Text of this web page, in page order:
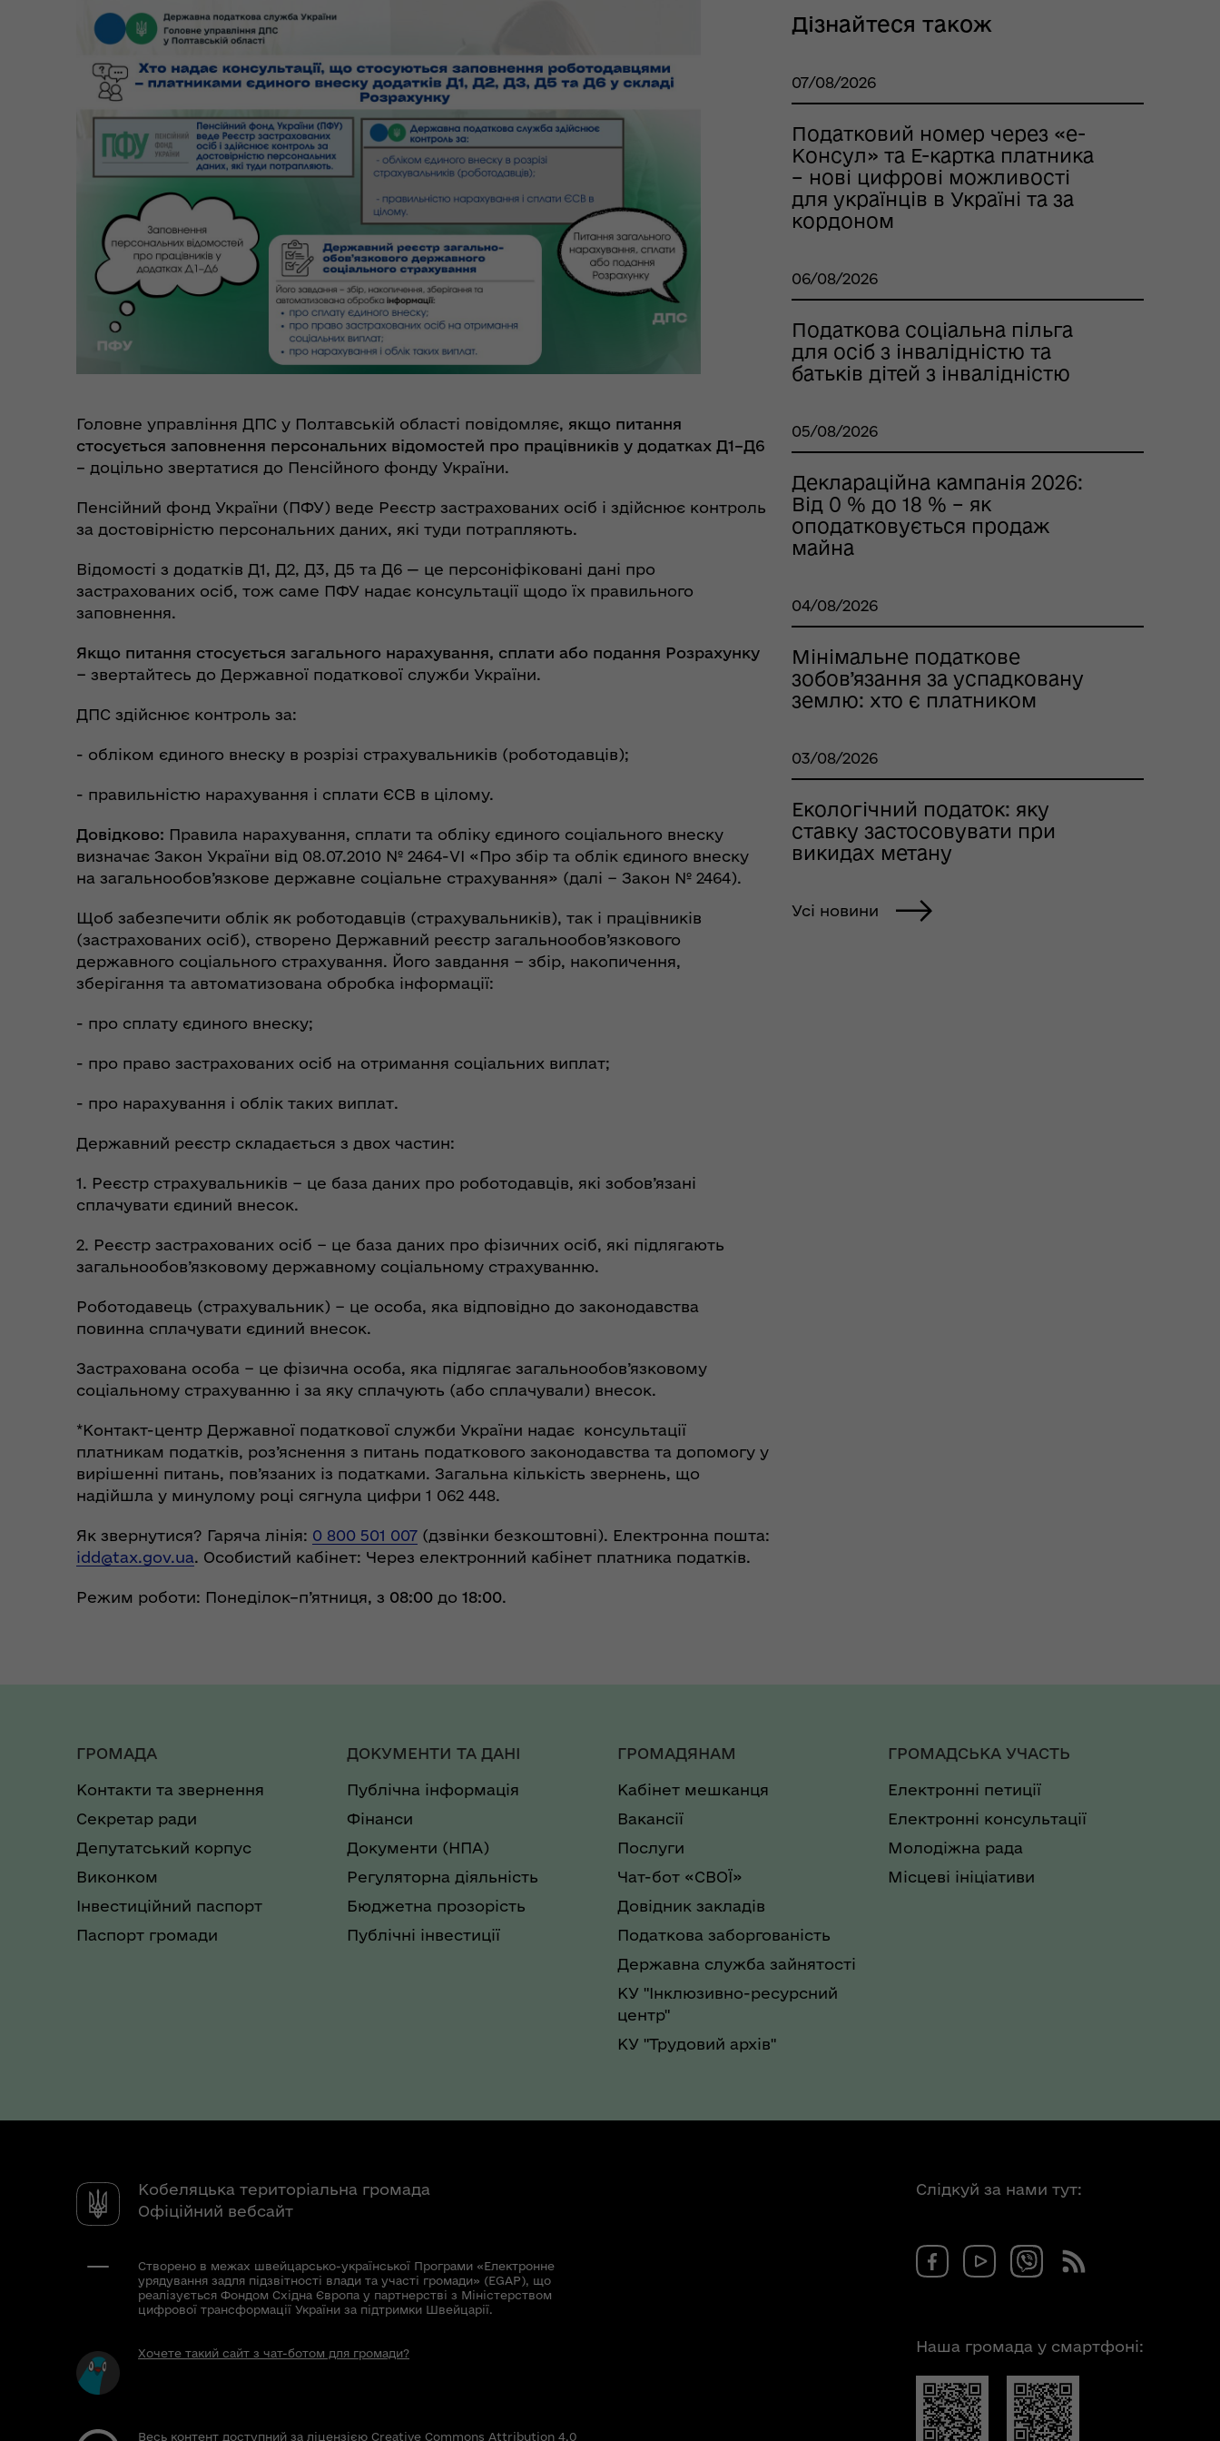
єВідновлення
Пункти незламності та
небезпечних подіях та
Центр життєстійкості
Кобеляцької громади
Безоплатна правнича
військовополоненими
Головне управління ДПС у Полтавській області повідомляє, якщо питання
стосується заповнення персональних відомостей про працівників у додатках Д1–Д6
– доцільно звертатися до Пенсійного фонду України.
Пенсійний фонд України (ПФУ) веде Реєстр застрахованих осіб і здійснює контроль
за достовірністю персональних даних, які туди потрапляють.
Відомості з додатків Д1, Д2, Д3, Д5 та Д6 — це персоніфіковані дані про
застрахованих осіб, тож саме ПФУ надає консультації щодо їх правильного
заповнення.
Якщо питання стосується загального нарахування, сплати або подання Розрахунку
− звертайтесь до Державної податкової служби України.
ДПС здійснює контроль за:
- обліком єдиного внеску в розрізі страхувальників (роботодавців);
- правильністю нарахування і сплати ЄСВ в цілому.
Довідково: Правила нарахування, сплати та обліку єдиного соціального внеску
визначає Закон України від 08.07.2010 № 2464-VI «Про збір та облік єдиного внеску
на загальнообов’язкове державне соціальне страхування» (далі − Закон № 2464).
Щоб забезпечити облік як роботодавців (страхувальників), так і працівників
(застрахованих осіб), створено Державний реєстр загальнообов’язкового
державного соціального страхування. Його завдання − збір, накопичення,
зберігання та автоматизована обробка інформації:
- про сплату єдиного внеску;
- про право застрахованих осіб на отримання соціальних виплат;
- про нарахування і облік таких виплат.
Державний реєстр складається з двох частин:
1. Реєстр страхувальників − це база даних про роботодавців, які зобов’язані
сплачувати єдиний внесок.
2. Реєстр застрахованих осіб − це база даних про фізичних осіб, які підлягають
загальнообов’язковому державному соціальному страхуванню.
Роботодавець (страхувальник) − це особа, яка відповідно до законодавства
повинна сплачувати єдиний внесок.
Застрахована особа − це фізична особа, яка підлягає загальнообов’язковому
соціальному страхуванню і за яку сплачують (або сплачували) внесок.
*Контакт-центр Державної податкової служби України надає консультації
платникам податків, роз’яснення з питань податкового законодавства та допомогу у
вирішенні питань, пов’язаних із податками. Загальна кількість звернень, що
надійшла у минулому році сягнула цифри 1 062 448.
Як звернутися? Гаряча лінія: 0 800 501 007 (дзвінки безкоштовні). Електронна пошта:
idd@tax.gov.ua. Особистий кабінет: Через електронний кабінет платника податків.
Режим роботи: Понеділок–п’ятниця, з 08:00 до 18:00.
Дізнайтеся також
07/08/2026
Податковий номер через «е-
Консул» та Е-картка платника
– нові цифрові можливості
для українців в Україні та за
кордоном
06/08/2026
Податкова соціальна пільга
для осіб з інвалідністю та
батьків дітей з інвалідністю
05/08/2026
Деклараційна кампанія 2026:
Від 0 % до 18 % – як
оподатковується продаж
майна
04/08/2026
Мінімальне податкове
зобов’язання за успадковану
землю: хто є платником
03/08/2026
Екологічний податок: яку
ставку застосовувати при
викидах метану
Усі новини
ГРОМАДА
Контакти та звернення
Секретар ради
Депутатський корпус
Виконком
Інвестиційний паспорт
Паспорт громади
ДОКУМЕНТИ ТА ДАНІ
Публічна інформація
Фінанси
Документи (НПА)
Регуляторна діяльність
Бюджетна прозорість
Публічні інвестиції
ГРОМАДЯНАМ
Кабінет мешканця
Вакансії
Послуги
Чат-бот «СВОЇ»
Довідник закладів
Податкова заборгованість
Державна служба зайнятості
КУ "Інклюзивно-ресурсний
центр"
КУ "Трудовий архів"
ГРОМАДСЬКА УЧАСТЬ
Електронні петиції
Електронні консультації
Молодіжна рада
Місцеві ініціативи
Кобеляцька територіальна громада
Офіційний вебсайт
Створено в межах швейцарсько-української Програми «Електронне
урядування задля підзвітності влади та участі громади» (EGAP), що
реалізується Фондом Східна Європа у партнерстві з Міністерством
цифрової трансформації України за підтримки Швейцарії.
Хочете такий сайт з чат-ботом для громади?
Весь контент доступний за ліцензією Creative Commons Attribution 4.0
Слідкуй за нами тут:
Наша громада у смартфоні: